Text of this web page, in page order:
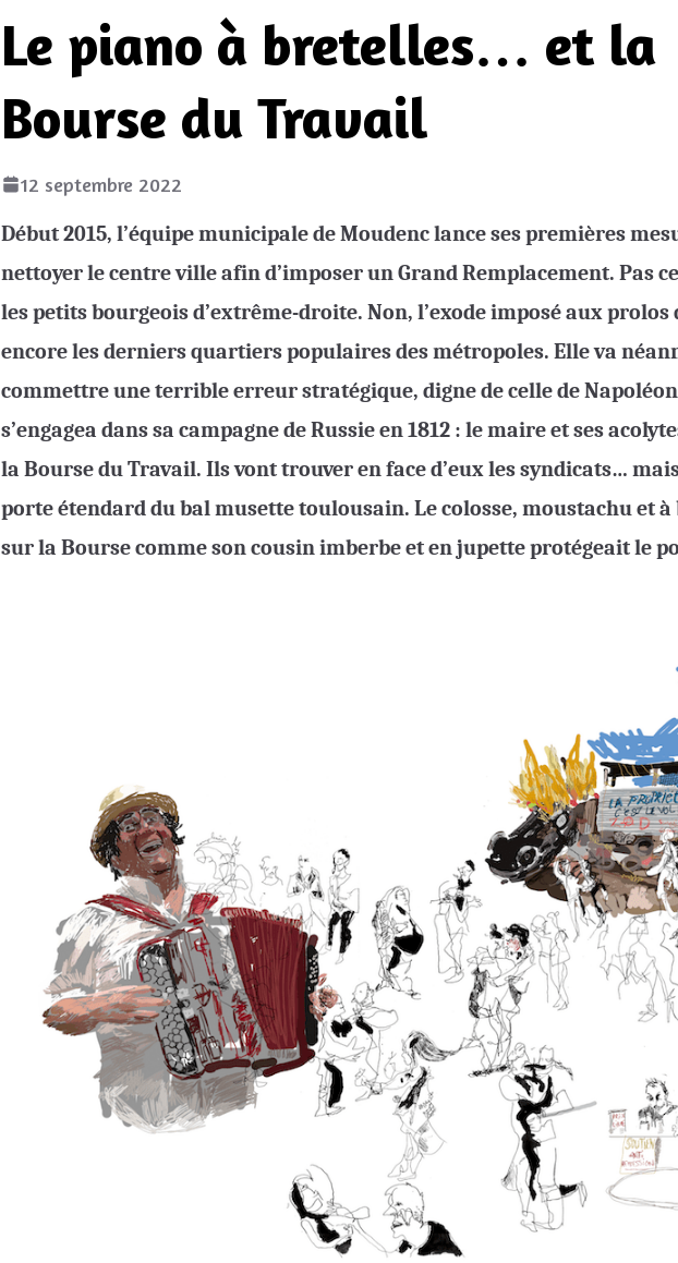
Le piano à bretelles… et la
Bourse du Travail
12 septembre 2022
Début 2015, l’équipe municipale de Moudenc lance ses premières
nettoyer le centre ville afin d’imposer un Grand Remplacement. Pas
les petits bourgeois d’extrême-droite. Non, l’exode imposé aux
encore les derniers quartiers populaires des métropoles. Elle va
commettre une terrible erreur stratégique, digne de celle de
s’engagea dans sa campagne de Russie en 1812 : le maire et ses
la Bourse du Travail. Ils vont trouver en face d’eux les syndicats…
porte étendard du bal musette toulousain. Le colosse, moustachu et
sur la Bourse comme son cousin imberbe et en jupette protégeait le